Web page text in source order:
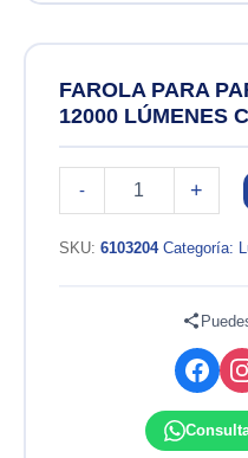
FAROLA PARA
12000 LÚMENES
-
100W
+
SKU: 6103204 Categoría: